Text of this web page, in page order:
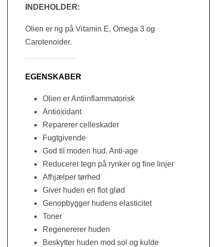
INDEHOLDER:
Olien er rig på Vitamin E, Omega 3 og
Carotenoider.
EGENSKABER
Olien er Antiinflammatorisk
Antioxidant
Reparerer celleskader
Fugtgivende
God til moden hud. Anti-age
Reducerer tegn på rynker og fine linjer
Afhjælper tørhed
Giver huden en flot glød
Genopbygger hudens elasticitet
Toner
Regenererer huden
Beskytter huden mod sol og kulde